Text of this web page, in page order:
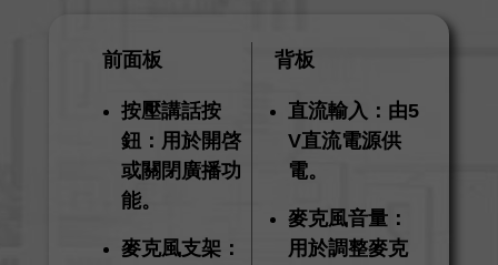
前面板
按壓講話按
鈕：用於開啓
或關閉廣播功
能。
麥克風支架：
背板
直流輸入：由5
V直流電源供
電。
麥克風音量：
用於調整麥克